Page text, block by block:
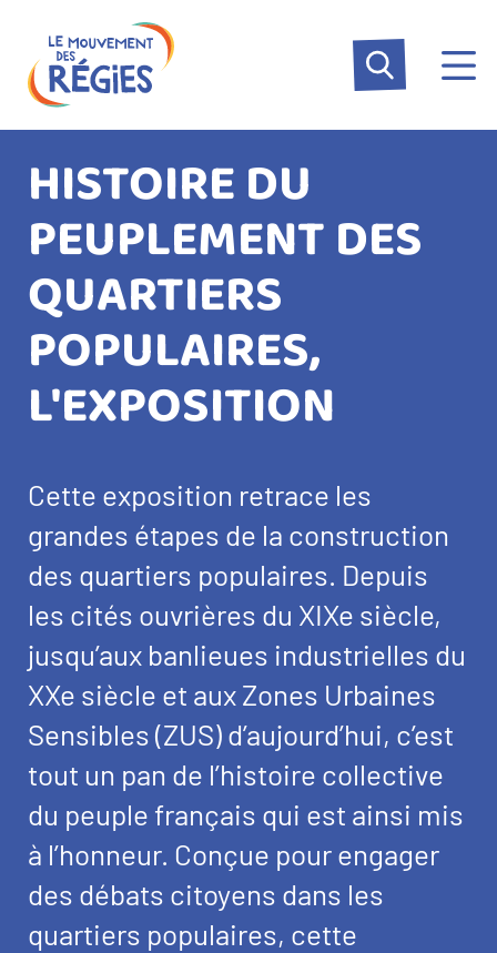
contenu
principal
HISTOIRE DU
PEUPLEMENT DES
QUARTIERS
POPULAIRES,
L'EXPOSITION
Cette exposition retrace les
grandes étapes de la construction
des quartiers populaires. Depuis
les cités ouvrières du XIXe siècle,
jusqu’aux banlieues industrielles du
XXe siècle et aux Zones Urbaines
Sensibles (ZUS) d’aujourd’hui, c’est
tout un pan de l’histoire collective
du peuple français qui est ainsi mis
à l’honneur. Conçue pour engager
des débats citoyens dans les
quartiers populaires, cette